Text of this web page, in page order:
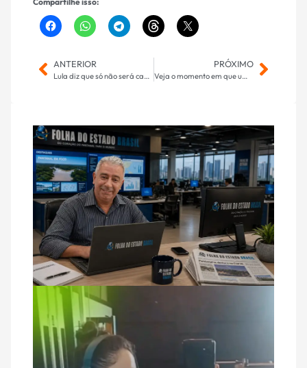
ANTERIOR
Lula diz que só não será candidato em 2026 se houver problema de saúde
PRÓXIMO
Veja o momento em que um edifício em Gaza colapsa após ataque israelense